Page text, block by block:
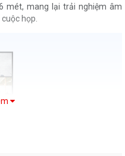
mét, mang lại trải nghiệm âm
họp.